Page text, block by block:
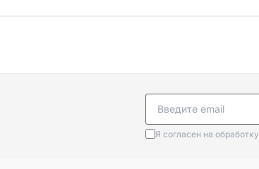
Я согласен на обработку